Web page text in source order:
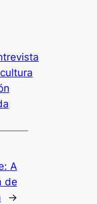
A
de
→